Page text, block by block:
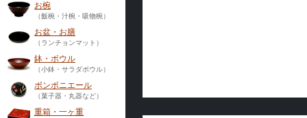
お椀
（飯椀・汁椀・吸物椀）
お盆・お膳
（ランチョンマット）
鉢・ボウル
（小鉢・サラダボウル）
ボンボニエール
（菓子器・丸器など）
重箱・一ヶ重